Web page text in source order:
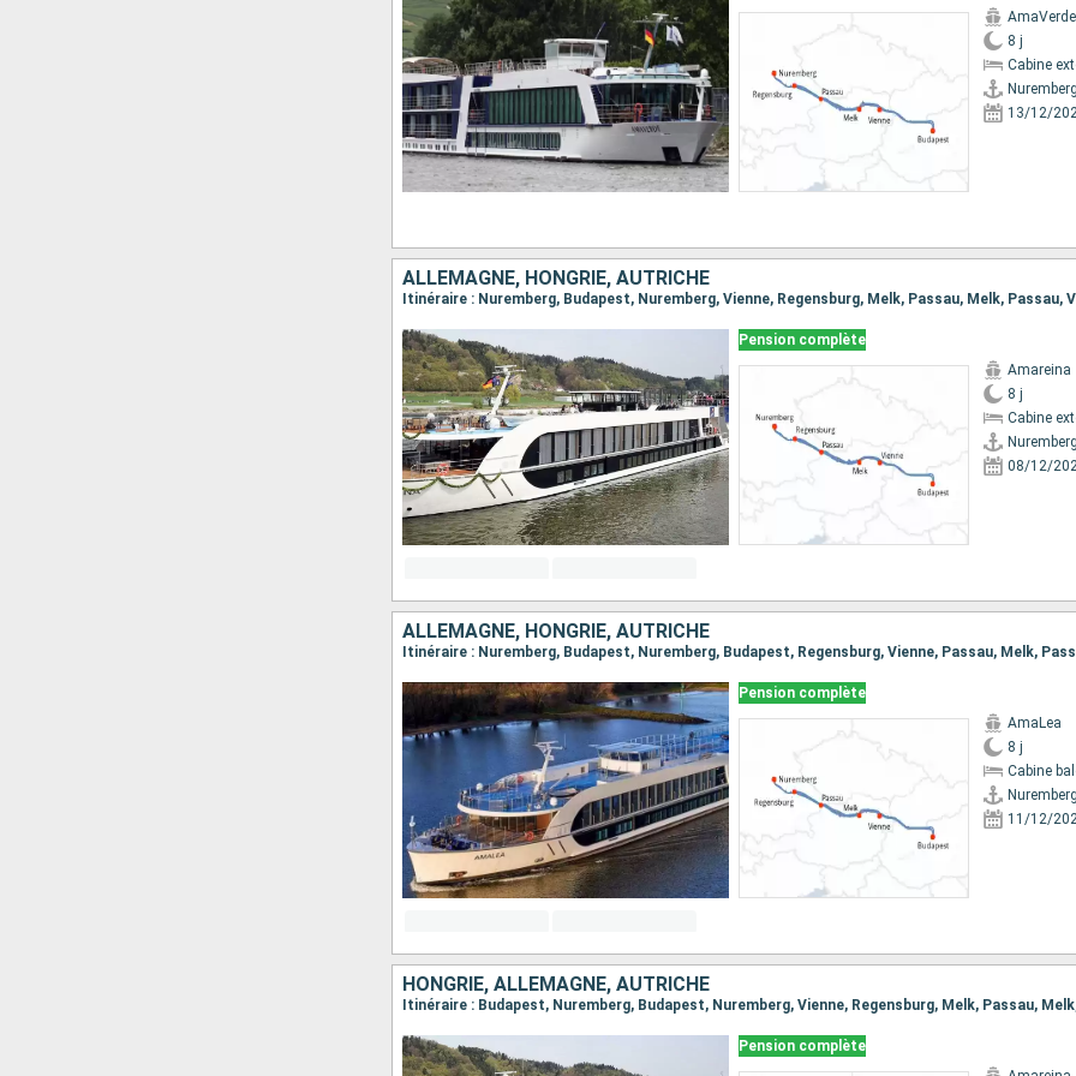
AmaVerde
8 j
Cabine
13/12/
ALLEMAGNE, HONGRIE, AUTRICHE
Pension complète
Amareina
8 j
Cabine
08/12/
ALLEMAGNE, HONGRIE, AUTRICHE
Pension complète
AmaLea
8 j
Cabine
11/12/
HONGRIE, ALLEMAGNE, AUTRICHE
Pension complète